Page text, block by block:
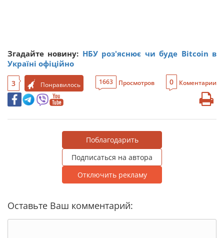
Згадайте новину: НБУ роз'яснює чи буде Bitcoin в
Україні офіційно
3 Понравилось 1663 Просмотров 0 Коментарии
Поблагодарить
Подписаться на автора
Отключить рекламу
Оставьте Ваш комментарий: